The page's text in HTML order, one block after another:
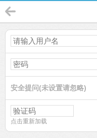
安全提问(未设置请忽略)
点击重新加载